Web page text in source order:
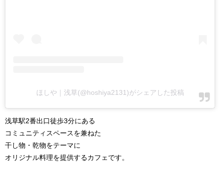
ほしや｜浅草(@hoshiya2131)がシェアした投稿
浅草駅2番出口徒歩3分にある
コミュニティスペースを兼ねた
干し物・乾物をテーマに
オリジナル料理を提供するカフェです。